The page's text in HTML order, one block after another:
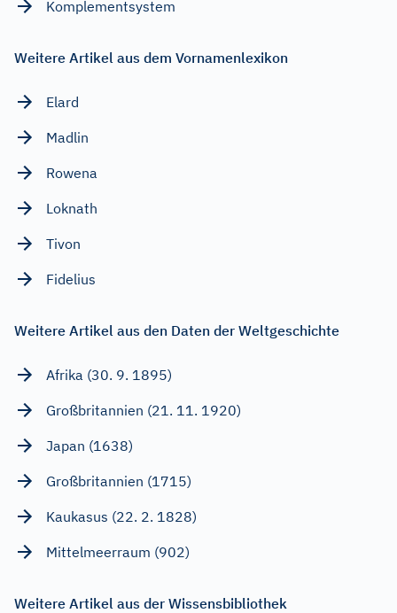
Komplementsystem
Weitere Artikel aus dem Vornamenlexikon
Elard
Madlin
Rowena
Loknath
Tivon
Fidelius
Weitere Artikel aus den Daten der Weltgeschichte
Afrika (30. 9. 1895)
Großbritannien (21. 11. 1920)
Japan (1638)
Großbritannien (1715)
Kaukasus (22. 2. 1828)
Mittelmeerraum (902)
Weitere Artikel aus der Wissensbibliothek